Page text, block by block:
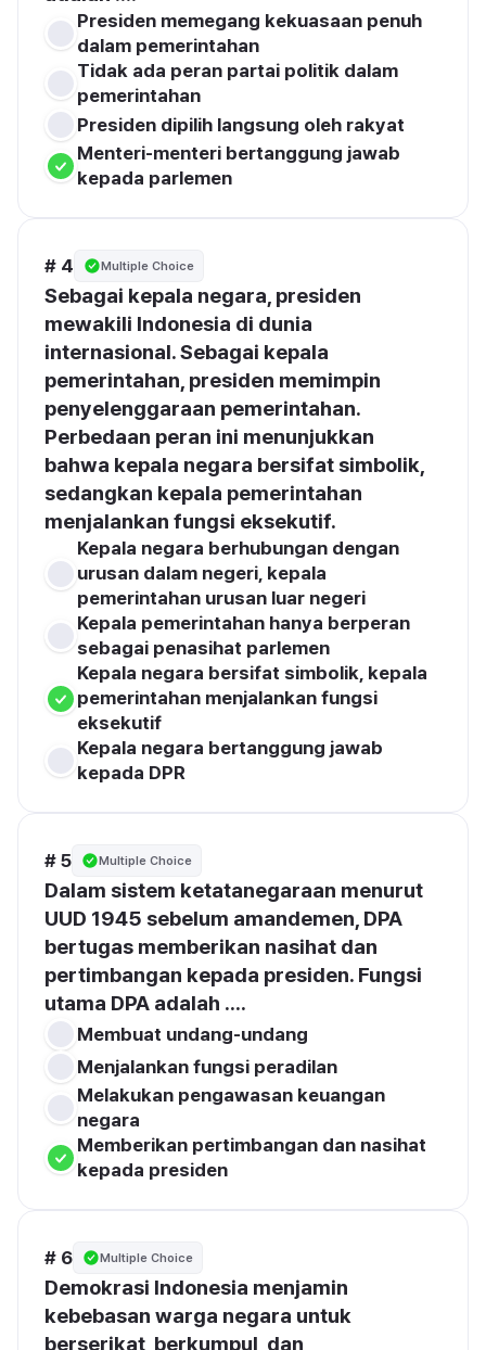
Presiden memegang kekuasaan penuh
dalam pemerintahan
Tidak ada peran partai politik dalam
pemerintahan
Presiden dipilih langsung oleh rakyat
Menteri-menteri bertanggung jawab
kepada parlemen
# 4 Multiple Choice
Sebagai kepala negara, presiden
mewakili Indonesia di dunia
internasional. Sebagai kepala
pemerintahan, presiden memimpin
penyelenggaraan pemerintahan.
Perbedaan peran ini menunjukkan
bahwa kepala negara bersifat simbolik,
sedangkan kepala pemerintahan
menjalankan fungsi eksekutif.
Kepala negara berhubungan dengan
urusan dalam negeri, kepala
pemerintahan urusan luar negeri
Kepala pemerintahan hanya berperan
sebagai penasihat parlemen
Kepala negara bersifat simbolik, kepala
pemerintahan menjalankan fungsi
eksekutif
Kepala negara bertanggung jawab
kepada DPR
# 5 Multiple Choice
Dalam sistem ketatanegaraan menurut
UUD 1945 sebelum amandemen, DPA
bertugas memberikan nasihat dan
pertimbangan kepada presiden. Fungsi
utama DPA adalah ....
Membuat undang-undang
Menjalankan fungsi peradilan
Melakukan pengawasan keuangan
negara
Memberikan pertimbangan dan nasihat
kepada presiden
# 6 Multiple Choice
Demokrasi Indonesia menjamin
kebebasan warga negara untuk
berserikat, berkumpul, dan